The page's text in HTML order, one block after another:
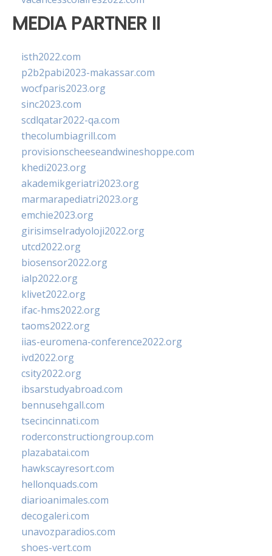
MEDIA PARTNER II
isth2022.com
p2b2pabi2023-makassar.com
wocfparis2023.org
sinc2023.com
scdlqatar2022-qa.com
thecolumbiagrill.com
provisionscheeseandwineshoppe.com
khedi2023.org
akademikgeriatri2023.org
marmarapediatri2023.org
emchie2023.org
girisimselradyoloji2022.org
utcd2022.org
biosensor2022.org
ialp2022.org
klivet2022.org
ifac-hms2022.org
taoms2022.org
iias-euromena-conference2022.org
ivd2022.org
csity2022.org
ibsarstudyabroad.com
bennusehgall.com
tsecincinnati.com
roderconstructiongroup.com
plazabatai.com
hawkscayresort.com
hellonquads.com
diarioanimales.com
decogaleri.com
unavozparadios.com
shoes-vert.com